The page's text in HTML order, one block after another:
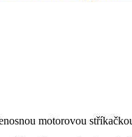
motorovou